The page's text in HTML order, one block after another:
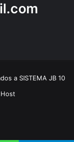
a SISTEMA JB 10